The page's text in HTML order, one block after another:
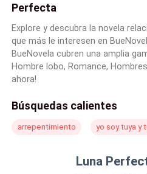
Perfecta
Explore y descubra la novela
que más le interesen en
BueNovela cubren una amplia
Hombre lobo, Romance,
ahora!
Búsquedas calientes
arrepentimiento yo soy tuya y
Luna